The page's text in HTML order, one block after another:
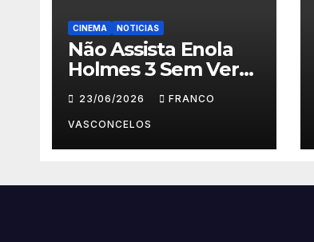
CINEMA NOTICIAS
Não Assista Enola
Holmes 3 Sem Ver
Isso Primeiro!
23/06/2026 FRANCO
VASCONCELOS